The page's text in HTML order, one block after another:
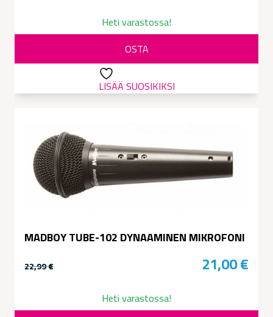
29,90 €.
27,00 €.
Heti varastossa!
OSTA
LISÄÄ SUOSIKIKSI
MADBOY TUBE-102 DYNAAMINEN MIKROFONI
22,99€ 21,00€
Heti varastossa!